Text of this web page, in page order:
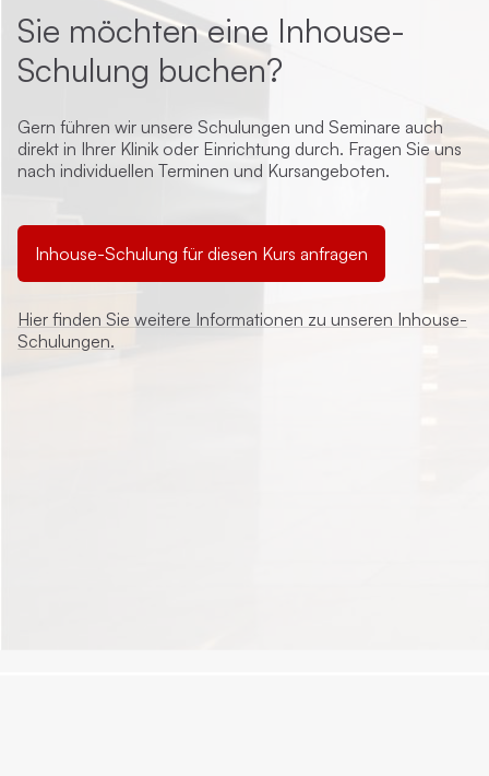
Sie möchten eine Inhouse-
Schulung buchen?
Gern führen wir unsere Schulungen und Seminare auch
direkt in Ihrer Klinik oder Einrichtung durch. Fragen Sie uns
nach individuellen Terminen und Kursangeboten.
Inhouse-Schulung für diesen Kurs anfragen
Hier finden Sie weitere Informationen zu unseren Inhouse-
Schulungen.